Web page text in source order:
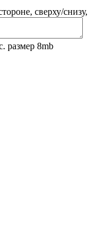
сверху/снизу,
размер 8mb